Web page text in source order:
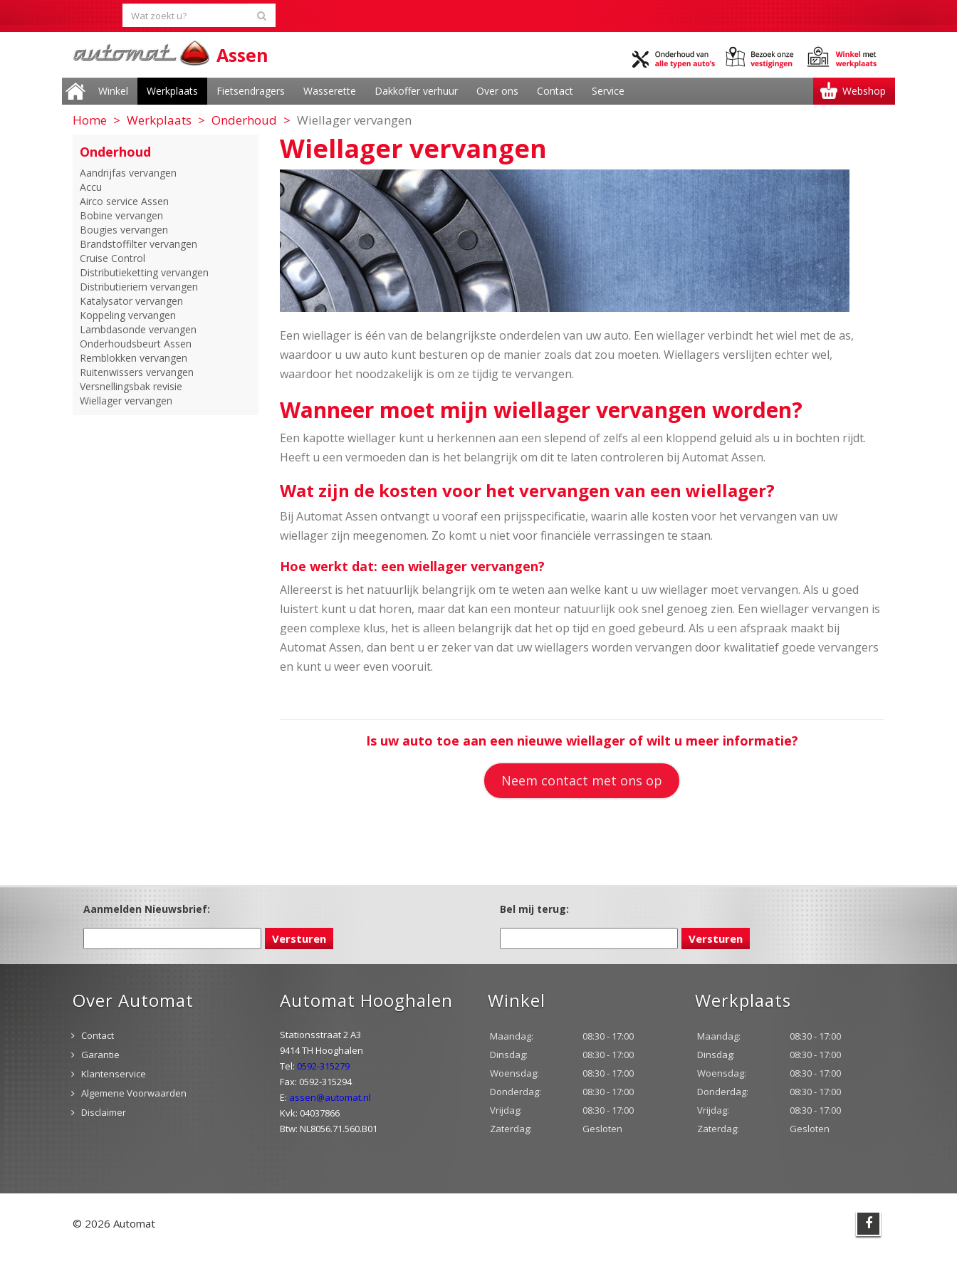
Assen
Winkel Werkplaats Fietsendragers Wasserette Dakkoffer verhuur Over ons Contact Webshop
Service
Home Werkplaats Onderhoud Wiellager vervangen
Onderhoud
Aandrijfas vervangen
Accu
Airco service Assen
Bobine vervangen
Bougies vervangen
Brandstoffilter vervangen
Cruise Control
Distributieketting vervangen
Distributieriem vervangen
Katalysator vervangen
Koppeling vervangen
Lambdasonde vervangen
Onderhoudsbeurt Assen
Remblokken vervangen
Ruitenwissers vervangen
Versnellingsbak revisie
Wiellager vervangen
Wiellager vervangen
Een wiellager is één van de belangrijkste onderdelen van uw auto. Een wiellager verbindt het wiel met de as,
waardoor u uw auto kunt besturen op de manier zoals dat zou moeten. Wiellagers verslijten echter wel,
waardoor het noodzakelijk is om ze tijdig te vervangen.
Wanneer moet mijn wiellager vervangen worden?
Een kapotte wiellager kunt u herkennen aan een slepend of zelfs al een kloppend geluid als u in bochten rijdt.
Heeft u een vermoeden dan is het belangrijk om dit te laten controleren bij Automat Assen.
Wat zijn de kosten voor het vervangen van een wiellager?
Bij Automat Assen ontvangt u vooraf een prijsspecificatie, waarin alle kosten voor het vervangen van uw
wiellager zijn meegenomen. Zo komt u niet voor financiële verrassingen te staan.
Hoe werkt dat: een wiellager vervangen?
Allereerst is het natuurlijk belangrijk om te weten aan welke kant u uw wiellager moet vervangen. Als u goed
luistert kunt u dat horen, maar dat kan een monteur natuurlijk ook snel genoeg zien. Een wiellager vervangen is
geen complexe klus, het is alleen belangrijk dat het op tijd en goed gebeurd. Als u een afspraak maakt bij
Automat Assen, dan bent u er zeker van dat uw wiellagers worden vervangen door kwalitatief goede vervangers
en kunt u weer even vooruit.
Is uw auto toe aan een nieuwe wiellager of wilt u meer informatie?
Neem contact met ons op
Aanmelden Nieuwsbrief: Bel mij terug:
Over Automat
Contact
Garantie
Klantenservice
Algemene Voorwaarden
Disclaimer
Automat Hooghalen
Stationsstraat 2 A3
9414 TH Hooghalen
Tel: 0592-315279
Fax: 0592-315294
E: assen@automat.nl
Kvk: 04037866
Btw: NL8056.71.560.B01
Winkel
Maandag:
08:30 - 17:00
Dinsdag:
08:30 - 17:00
Woensdag:
08:30 - 17:00
Donderdag:
08:30 - 17:00
Vrijdag:
08:30 - 17:00
Zaterdag:
Gesloten
Werkplaats
Maandag:
08:30 - 17:00
Dinsdag:
08:30 - 17:00
Woensdag:
08:30 - 17:00
Donderdag:
08:30 - 17:00
Vrijdag:
08:30 - 17:00
Zaterdag:
Gesloten
© 2026 Automat